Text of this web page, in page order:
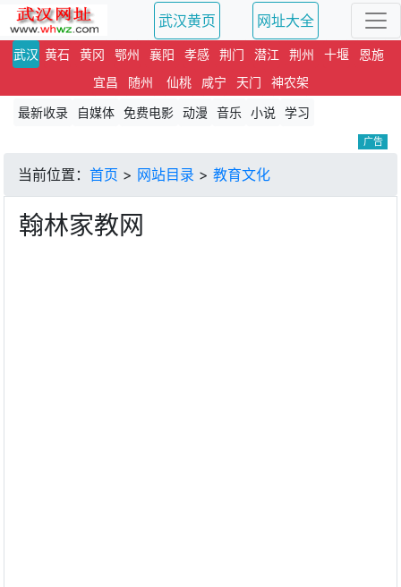
武汉黄页 网址大全
武汉 黄石 黄冈 鄂州 襄阳 孝感 荆门 潜江 荆州 十堰
恩施
宜昌
随州 仙桃 咸宁 天门
神农架
最新收录
自媒体 免费电影 动漫 音乐 小说 学习
广告
当前位置： 首页 > 网站目录 > 教育文化
翰林家教网